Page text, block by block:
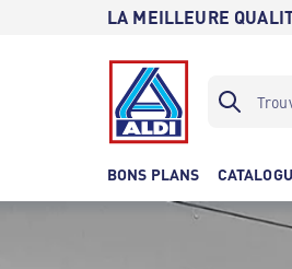
LA MEILLEURE
BONS PLANS